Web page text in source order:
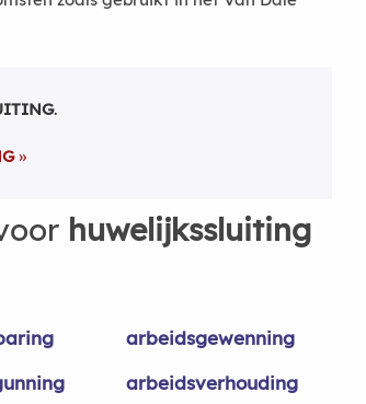
.
huwelijkssluiting
arbeidsgewenning
arbeidsverhouding